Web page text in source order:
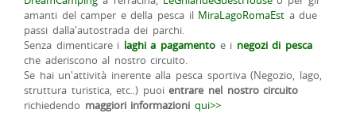
amanti del camper e della pesca il MiraLagoRomaEst a due
passi dalla'autostrada dei parchi.
Senza dimenticare i laghi a pagamento e i negozi di pesca
che aderiscono al nostro circuito.
Se hai un'attività inerente alla pesca sportiva (Negozio, lago,
struttura turistica, etc..) puoientrare nel nostro circuito
richiedendo maggiori informazioni qui>>